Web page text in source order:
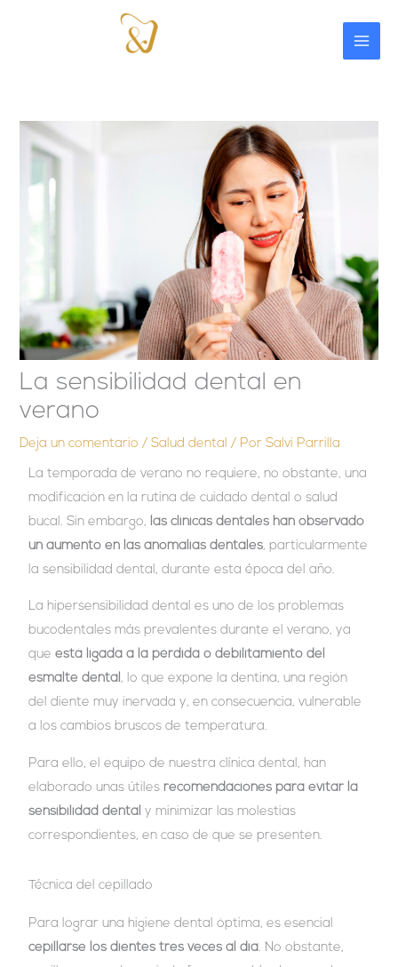
La sensibilidad dental en
verano
Deja un comentario /Salud dental / PorSalvi Parrilla
La temporada de verano no requiere, no obstante, una
modificación en la rutina de cuidado dental o salud
bucal. Sin embargo, las clínicas dentales han observado
un aumento en las anomalías dentales, particularmente
la sensibilidad dental, durante esta época del año.
La hipersensibilidad dental es uno de los problemas
bucodentales más prevalentes durante el verano, ya
queestá ligada a la pérdida o debilitamiento del
esmalte dental, lo que expone la dentina, una región
del diente muy inervada y, en consecuencia, vulnerable
a los cambios bruscos de temperatura.
Para ello, el equipo de nuestra clínica dental, han
elaborado unas útiles recomendaciones para evitar la
sensibilidad dental y minimizar las molestias
correspondientes, en caso de que se presenten.
Técnica del cepillado
Para lograr una higiene dental óptima, es esencial
cepillarse los dientes tres veces al día. No obstante,